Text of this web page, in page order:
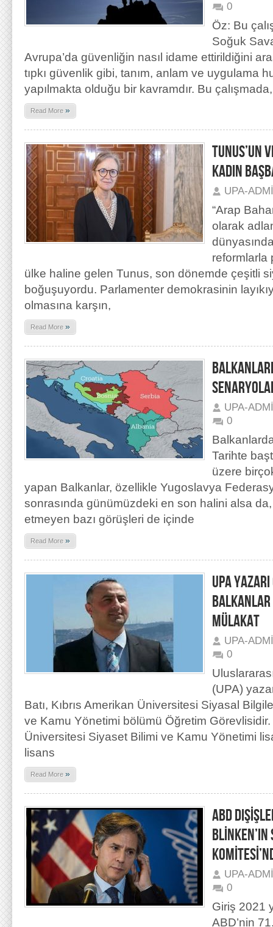
0
Öz: Bu
Soğuk
Avrupa’da güvenliğin nasıl idame ettirildiğini
tıpkı güvenlik gibi, tanım, anlam ve uygulama
yapılmakta olduğu bir kavramdır. Bu
Read More »
TUNUS’UN
KADIN
UPA-
“Arap
olarak
reformlarla
ülke haline gelen Tunus, son dönemde çeşitli
boğuşuyordu. Parlamenter demokrasinin
olmasına karşın,
Read More »
UPA-
0
Tarihte
üzere
yapan Balkanlar, özellikle Yugoslavya
sonrasında günümüzdeki en son halini alsa da,
etmeyen bazı görüşleri de içinde
Read More »
UPA
MÜLAKAT
UPA-
0
(UPA)
Batı, Kıbrıs Amerikan Üniversitesi Siyasal
ve Kamu Yönetimi bölümü Öğretim
Üniversitesi Siyaset Bilimi ve Kamu Yönetimi
lisans
Read More »
ABD
UPA-
0
Giriş 2021
ABD’nin